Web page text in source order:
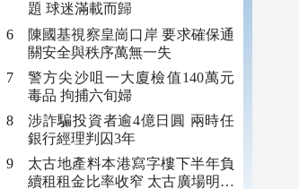
題 球迷滿載而歸
陳國基視察皇崗口岸 要求確保通
關安全與秩序萬無一失
警方尖沙咀一大廈檢值140萬元
毒品 拘捕六旬婦
涉詐騙投資者逾4億日圓 兩時任
銀行經理判囚3年
太古地產料本港寫字樓下半年負
續租租金比率收窄 太古廣場明年